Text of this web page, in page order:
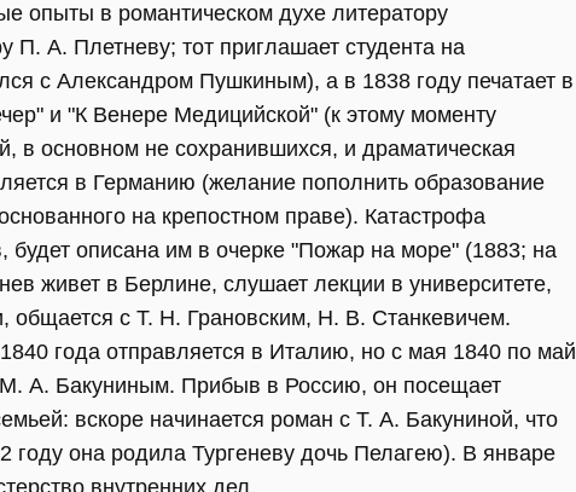
опыты в романтическом духе литератору
П. А. Плетневу; тот приглашает студента на
с Александром Пушкиным), а в 1838 году печатает в
и "К Венере Медицийской" (к этому моменту
в основном не сохранившихся, и драматическая
в Германию (желание пополнить образование
на крепостном праве). Катастрофа
описана им в очерке "Пожар на море" (1883; на
живет в Берлине, слушает лекции в университете,
общается с Т. Н. Грановским, Н. В. Станкевичем.
года отправляется в Италию, но с мая 1840 по май
М. А. Бакуниным. Прибыв в Россию, он посещает
вскоре начинается роман с Т. А. Бакуниной, что
она родила Тургеневу дочь Пелагею). В январе
внутренних дел.